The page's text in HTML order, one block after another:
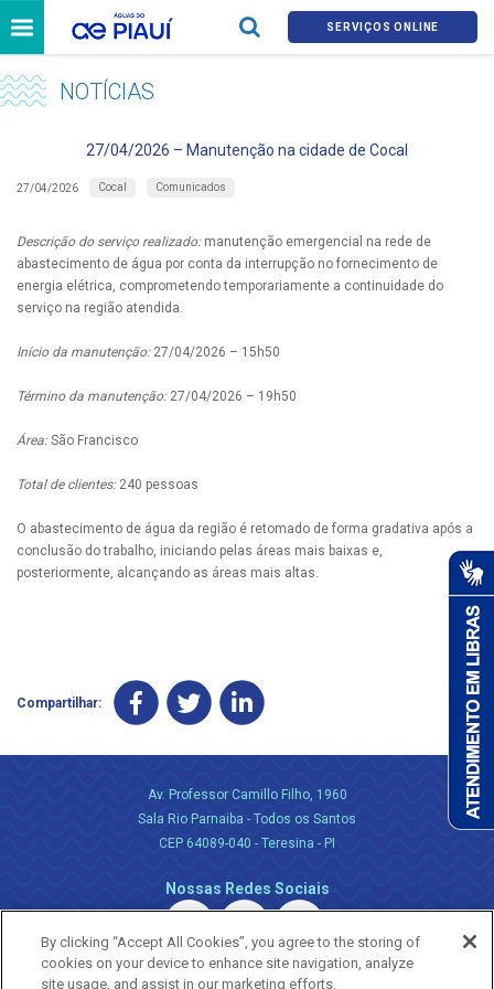
SERVIÇOS ONLINE
NOTÍCIAS
27/04/2026 – Manutenção na cidade de Cocal
27/04/2026 Cocal Comunicados
Descrição do serviço realizado:manutenção emergencial na rede de
abastecimento de água por conta da interrupção no fornecimento de
energia elétrica, comprometendo temporariamente a continuidade do
serviço na região atendida.
Início da manutenção:27/04/2026 – 15h50
Término da manutenção:27/04/2026 – 19h50
Área:São Francisco
Total de clientes:240 pessoas
O abastecimento de água da região é retomado de forma gradativa após a
conclusão do trabalho, iniciando pelas áreas mais baixas e,
posteriormente, alcançando as áreas mais altas.
Compartilhar:
Av. Professor Camillo Filho, 1960
Sala Rio Parnaiba - Todos os Santos
CEP 64089-040 - Teresina - PI
Nossas Redes Sociais
By clicking “Accept All Cookies”, you agree to the storing of
cookies on your device to enhance site navigation, analyze
site usage, and assist in our marketing efforts.